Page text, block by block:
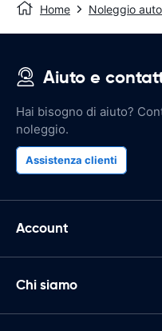
Home Noleggio
Aiuto e
Hai bisogno di aiuto?
noleggio.
Assistenza clienti
Account
Chi siamo